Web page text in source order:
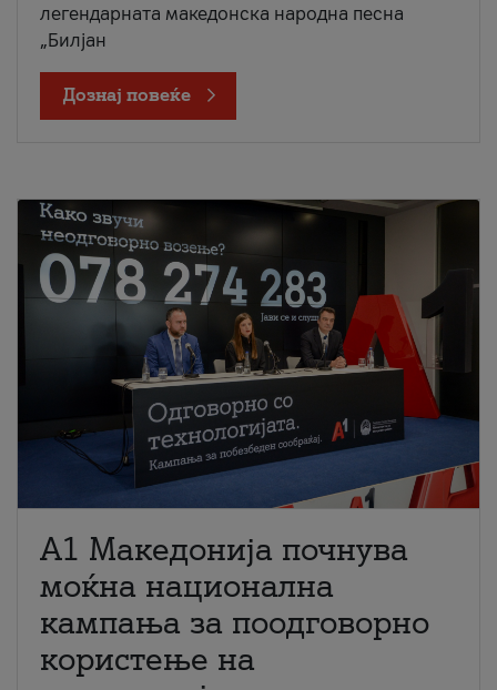
легендарната македонска народна песна
„Билјан
Дознај повеќе
A1 Македонија почнува
моќна национална
кампања за поодговорно
користење на